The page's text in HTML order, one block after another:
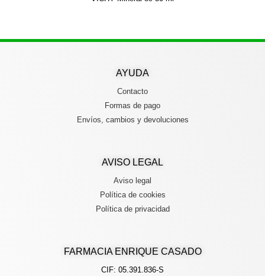
FARMACIA ENRIQUE CASADO
CIF: 05.391.836-S
AVISO LEGAL
Aviso legal
Política de cookies
Política de privacidad
AYUDA
Contacto
Formas de pago
Envíos, cambios y devoluciones